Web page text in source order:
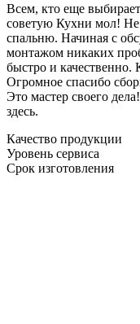
Всем, кто еще
советую Кухни мол! Не
спальню. Начиная с
монтажом никаких
быстро и
Огромное спасибо
Это мастер своего
здесь.
Качество продукции
Уровень сервиса
Срок изготовления